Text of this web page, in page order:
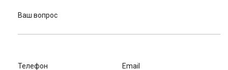
Ваш вопрос
Телефон Email